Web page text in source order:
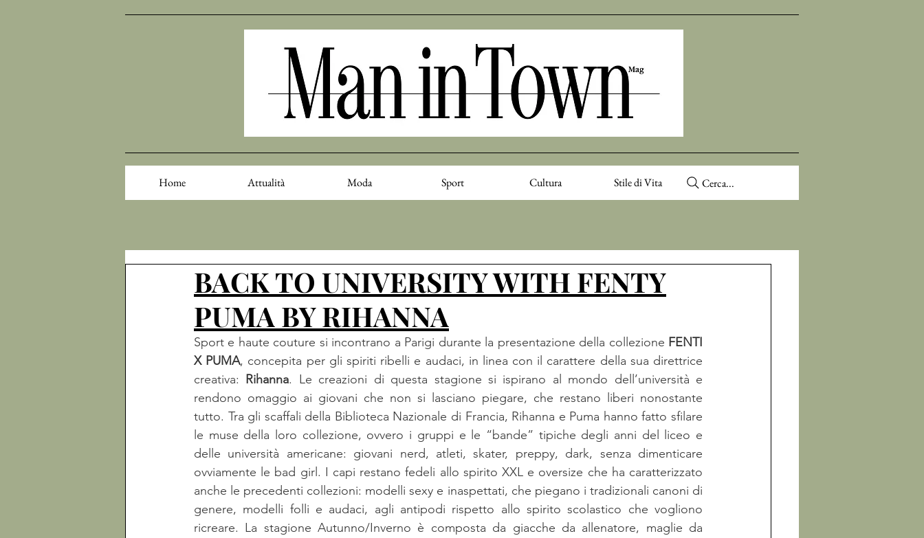
Home Attualità Moda Sport Cultura Stile di Vita Cerca...
BACK TO UNIVERSITY WITH FENTY
PUMA BY RIHANNA
Sport e haute couture si incontrano a Parigi durante la presentazione della collezione FENTI
X PUMA, concepita per gli spiriti ribelli e audaci, in linea con il carattere della sua direttrice
creativa: Rihanna. Le creazioni di questa stagione si ispirano al mondo dell’università e
rendono omaggio ai giovani che non si lasciano piegare, che restano liberi nonostante
tutto. Tra gli scaffali della Biblioteca Nazionale di Francia, Rihanna e Puma hanno fatto sfilare
le muse della loro collezione, ovvero i gruppi e le “bande” tipiche degli anni del liceo e
delle università americane: giovani nerd, atleti, skater, preppy, dark, senza dimenticare
ovviamente le bad girl. I capi restano fedeli allo spirito XXL e oversize che ha caratterizzato
anche le precedenti collezioni: modelli sexy e inaspettati, che piegano i tradizionali canoni di
genere, modelli folli e audaci, agli antipodi rispetto allo spirito scolastico che vogliono
ricreare. La stagione Autunno/Inverno è composta da giacche da allenatore, maglie da